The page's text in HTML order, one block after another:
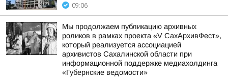
09:06
Мы продолжаем публикацию архивных
роликов в рамках проекта «V СахАрхивФест»,
который реализуется ассоциацией
архивистов Сахалинской области при
информационной поддержке медиахолдинга
«Губернские ведомости»